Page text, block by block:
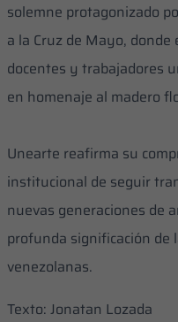
solemne protagonizado
a la Cruz de Mayo,
docentes y trabajadores
en homenaje al madero
Unearte reafirma su
institucional de seguir
nuevas generaciones de
profunda significación de
venezolanas.
Texto: Jonatan Lozada